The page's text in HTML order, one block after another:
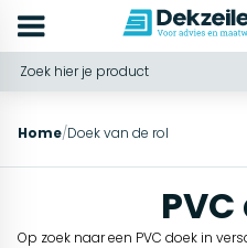
Home/Doek van de rol
Op zoek naar een PVC doek in